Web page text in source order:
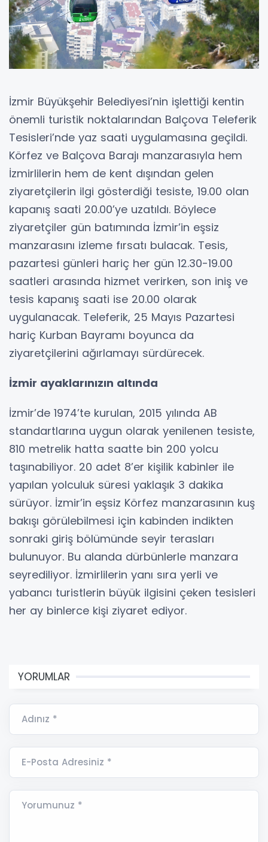
İzmir Büyükşehir Belediyesi’nin işlettiği kentin
önemli turistik noktalarından Balçova Teleferik
Tesisleri’nde yaz saati uygulamasına geçildi.
Körfez ve Balçova Barajı manzarasıyla hem
İzmirlilerin hem de kent dışından gelen
ziyaretçilerin ilgi gösterdiği tesiste, 19.00 olan
kapanış saati 20.00’ye uzatıldı. Böylece
ziyaretçiler gün batımında İzmir’in eşsiz
manzarasını izleme fırsatı bulacak. Tesis,
pazartesi günleri hariç her gün 12.30-19.00
saatleri arasında hizmet verirken, son iniş ve
tesis kapanış saati ise 20.00 olarak
uygulanacak. Teleferik, 25 Mayıs Pazartesi
hariç Kurban Bayramı boyunca da
ziyaretçilerini ağırlamayı sürdürecek.
İzmir ayaklarınızın altında
İzmir’de 1974’te kurulan, 2015 yılında AB
standartlarına uygun olarak yenilenen tesiste,
810 metrelik hatta saatte bin 200 yolcu
taşınabiliyor. 20 adet 8’er kişilik kabinler ile
yapılan yolculuk süresi yaklaşık 3 dakika
sürüyor. İzmir’in eşsiz Körfez manzarasının kuş
bakışı görülebilmesi için kabinden indikten
sonraki giriş bölümünde seyir terasları
bulunuyor. Bu alanda dürbünlerle manzara
seyrediliyor. İzmirlilerin yanı sıra yerli ve
yabancı turistlerin büyük ilgisini çeken tesisleri
her ay binlerce kişi ziyaret ediyor.
YORUMLAR
Adınız *
E-Posta Adresiniz *
Yorumunuz *